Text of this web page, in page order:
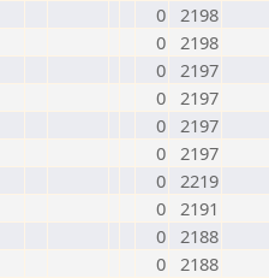
0 2198
0 2198
0 2197
0 2197
0 2197
0 2197
0 2219
0 2191
0 2188
0 2188